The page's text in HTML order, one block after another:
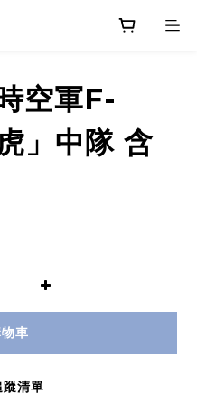
空軍F-
」中隊 含
車
蹤清單